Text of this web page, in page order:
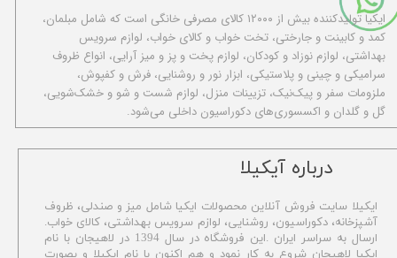
​درباره آیکیلا
ایکیلا سایت فروش آنلاین محصولات ایکیا شامل میز و صندلی، ظروف
آشپزخانه، دکوراسیون، روشنایی، لوازم سرویس بهداشتی، کالای خواب.
ارسال به سراسر ایران .این فروشگاه در سال 1394 در لاهیجان با نام
ایکیا لاهیجان شروع به کار نمود و هم اکنون با نام ایکیلا و بصورت
ا​یکیا تولیدکننده بیش از ۱۲۰۰۰ کالای مصرفی خانگی است که شامل مبلمان،
کمد و کابینت و جارختی، تخت خواب و کالای خواب، لوازم سرویس
بهداشتی، لوازم نوزاد و کودکان، لوازم پخت و پز و میز آرایی، انواع ظروف
سرامیکی و چینی و پلاستیکی، ابزار نور و روشنایی، فرش و کفپوش،
ملزومات سفر و پیک‌نیک، تزیینات منزل، لوازم شست و شو و خشک‌شویی،
گل و گلدان و اکسسوری‌های دکوراسیون داخلی می‌شود.